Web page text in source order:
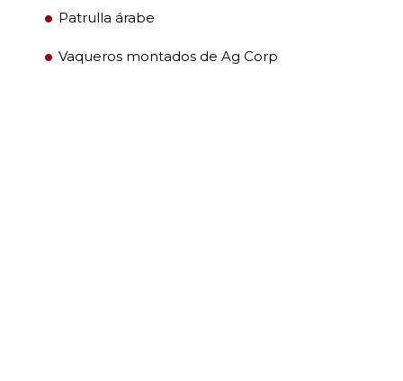
CENTRO DE MIEMBROS
Patrulla árabe
Vaqueros montados de Ag Corp